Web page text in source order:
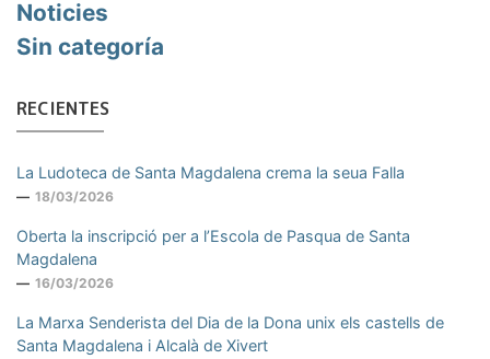
Noticies
Sin categoría
RECIENTES
La Ludoteca de Santa Magdalena crema la seua Falla
18/03/2026
Oberta la inscripció per a l’Escola de Pasqua de Santa
Magdalena
16/03/2026
La Marxa Senderista del Dia de la Dona unix els castells de
Santa Magdalena i Alcalà de Xivert